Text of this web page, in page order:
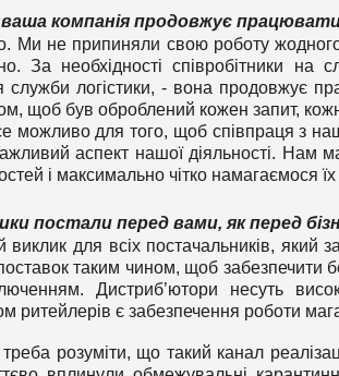
компанія продовжує
Ми не припиняли свою роботу
За необхідності співробітники
служби логістики, - вона продовжує
щоб був оброблений кожен запит,
можливо для того, щоб співпраця з
аспект нашої діяльності. Нам
і максимально чітко намагаємося
постали перед вами, як перед
виклик для всіх постачальників, який
таким чином, щоб забезпечити
Дистриб’ютори несуть
ритейлерів є забезпечення роботи
треба розуміти, що такий канал